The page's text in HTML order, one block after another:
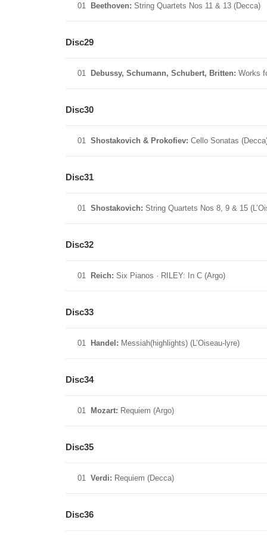
TCHAIKOVSKY: Symphony no.5
01 Beethoven: String Quartets Nos 11 & 13 (Decca)
Disc29
01 Debussy, Schumann, Schubert, Britten: Works
Disc30
01 Shostakovich & Prokofiev: Cello Sonatas
Disc31
01 Shostakovich: String Quartets Nos 8, 9 & 15
Disc32
01 Reich: Six Pianos · RILEY: In C (Argo)
Disc33
01 Handel: Messiah(highlights) (L’Oiseau-lyre)
Disc34
01 Mozart: Requiem (Argo)
Disc35
01 Verdi: Requiem (Decca)
Disc36